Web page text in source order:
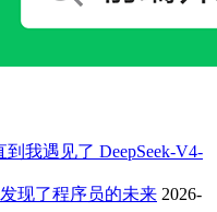
我遇见了 DeepSeek-V4-
现了程序员的未来 2026-